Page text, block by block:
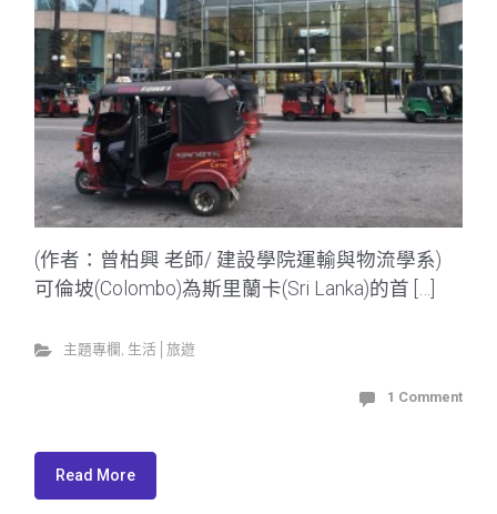
(作者：曾柏興 老師/ 建設學院運輸與物流學系)
可倫坡(Colombo)為斯里蘭卡(Sri Lanka)的首 […]
主題專欄 , 生活│旅遊
1 Comment
Read More